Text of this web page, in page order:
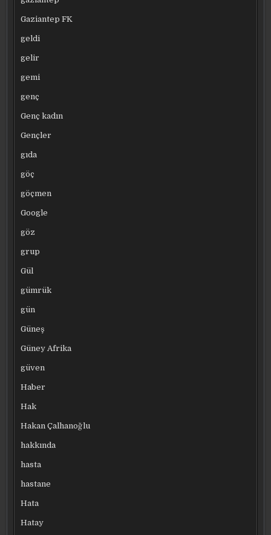
Gaziantep FK
geldi
gelir
gemi
genç
Genç kadın
Gençler
gıda
göç
göçmen
Google
göz
grup
Gül
gümrük
gün
Güneş
Güney Afrika
güven
Haber
Hak
Hakan Çalhanoğlu
hakkında
hasta
hastane
Hata
Hatay